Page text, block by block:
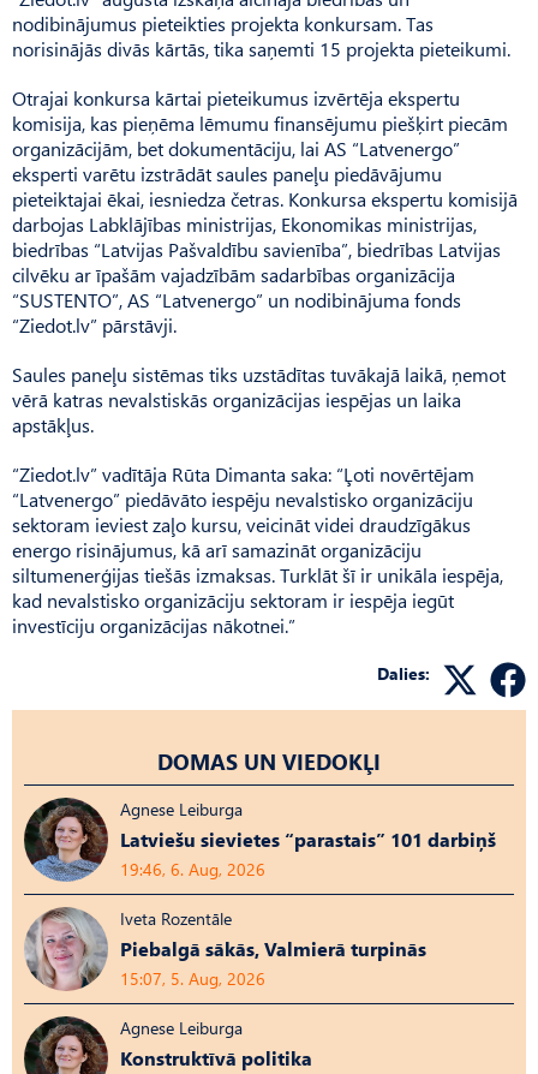
nodibinājumus pieteikties projekta konkursam. Tas
norisinājās divās kārtās, tika saņemti 15 projekta pieteikumi.
Otrajai konkursa kārtai pieteikumus izvērtēja ekspertu
komisija, kas pieņēma lēmumu finansējumu piešķirt piecām
organizācijām, bet dokumentāciju, lai AS “Latvenergo”
eksperti varētu izstrādāt saules paneļu piedāvājumu
pieteiktajai ēkai, iesniedza četras. Konkursa ekspertu komisijā
darbojas Labklājības ministrijas, Ekonomikas ministrijas,
biedrības “Latvijas Pašvaldību savienība”, biedrības Latvijas
cilvēku ar īpašām vajadzībām sadarbības organizācija
“SUSTENTO”, AS “Latvenergo” un nodibinājuma fonds
“Ziedot.lv” pārstāvji.
Saules paneļu sistēmas tiks uzstādītas tuvākajā laikā, ņemot
vērā katras nevalstiskās organizācijas iespējas un laika
apstākļus.
“Ziedot.lv” vadītāja Rūta Dimanta saka: “Ļoti novērtējam
“Latvenergo” piedāvāto iespēju nevalstisko organizāciju
sektoram ieviest zaļo kursu, veicināt videi draudzīgākus
energo risinājumus, kā arī samazināt organizāciju
siltumenerģijas tiešās izmaksas. Turklāt šī ir unikāla iespēja,
kad nevalstisko organizāciju sektoram ir iespēja iegūt
investīciju organizācijas nākotnei.”
Dalies:
DOMAS UN VIEDOKĻI
Agnese Leiburga
Latviešu sievietes “parastais” 101 darbiņš
19:46, 6. Aug, 2026
Iveta Rozentāle
Piebalgā sākās, Valmierā turpinās
15:07, 5. Aug, 2026
Agnese Leiburga
Konstruktīvā politika